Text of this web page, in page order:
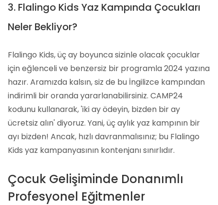
3. Flalingo Kids Yaz Kampında Çocukları
Neler Bekliyor?
Flalingo Kids, üç ay boyunca sizinle olacak çocuklar
için eğlenceli ve benzersiz bir programla 2024 yazına
hazır. Aramızda kalsın, siz de bu İngilizce kampından
indirimli bir oranda yararlanabilirsiniz. CAMP24
kodunu kullanarak, 'iki ay ödeyin, bizden bir ay
ücretsiz alın' diyoruz. Yani, üç aylık yaz kampının bir
ayı bizden! Ancak, hızlı davranmalısınız; bu Flalingo
Kids yaz kampanyasının kontenjanı sınırlıdır.
Çocuk Gelişiminde Donanımlı
Profesyonel Eğitmenler